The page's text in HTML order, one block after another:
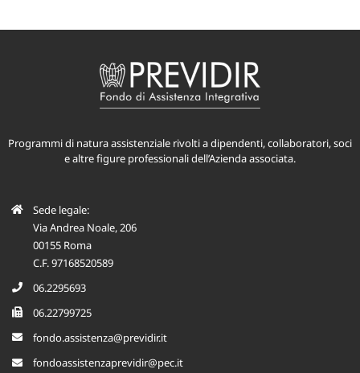
Programmi di natura assistenziale rivolti a dipendenti, collaboratori, soci
e altre figure professionali dell’Azienda associata.
Sede legale:
Via Andrea Noale, 206
00155 Roma
C.F. 97168520589
06.2295693
06.22799725
fondo.assistenza@previdir.it
fondoassistenzaprevidir@pec.it